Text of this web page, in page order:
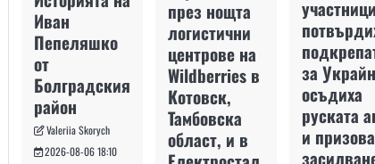
Иван
Пепеляшко
от
Болградския
район
Valeriia Skorych
2026-08-06 18:10
през нощта
логистични
центрове на
Wildberries в
Котовск,
Тамбовска
област, и в
за
осъдиха
руската
и